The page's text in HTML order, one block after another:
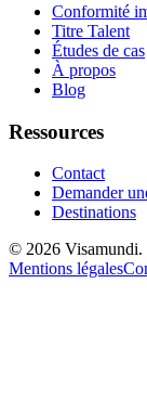
Conformité
Titre Talent
Études de cas
À propos
Blog
Ressources
Contact
Demander
Destinations
© 2026 Visamundi.
Mentions légales